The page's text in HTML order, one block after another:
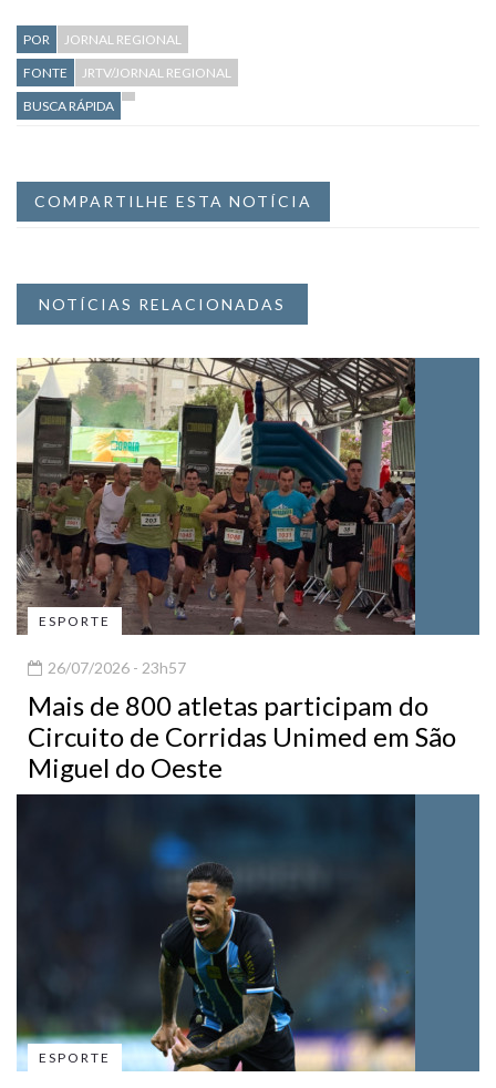
POR
JORNAL REGIONAL
FONTE
JRTV/JORNAL REGIONAL
BUSCA RÁPIDA
COMPARTILHE ESTA NOTÍCIA
NOTÍCIAS RELACIONADAS
ESPORTE
26/07/2026 - 23h57
Mais de 800 atletas participam do
Circuito de Corridas Unimed em São
Miguel do Oeste
ESPORTE